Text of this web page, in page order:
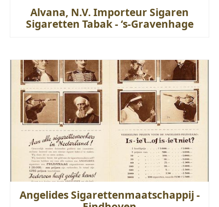
Alvana, N.V. Importeur Sigaren
Sigaretten Tabak - ‘s-Gravenhage
Angelides Sigarettenmaatschappij -